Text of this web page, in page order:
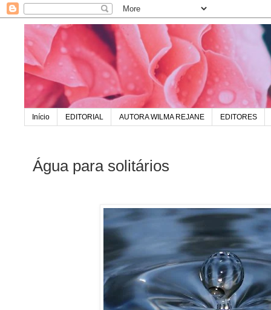
Início EDITORIAL AUTORA WILMA REJANE EDITORES
Água para solitários